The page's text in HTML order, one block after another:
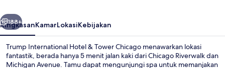
Chicago
Berikutnya
188+
RingkasanKamarLokasiKebijakan
Trump International Hotel & Tower Chicago menawarkan lokasi
fantastik, berada hanya 5 menit jalan kaki dari Chicago Riverwalk dan
Michigan Avenue. Tamu dapat mengunjungi spa untuk memanjakan